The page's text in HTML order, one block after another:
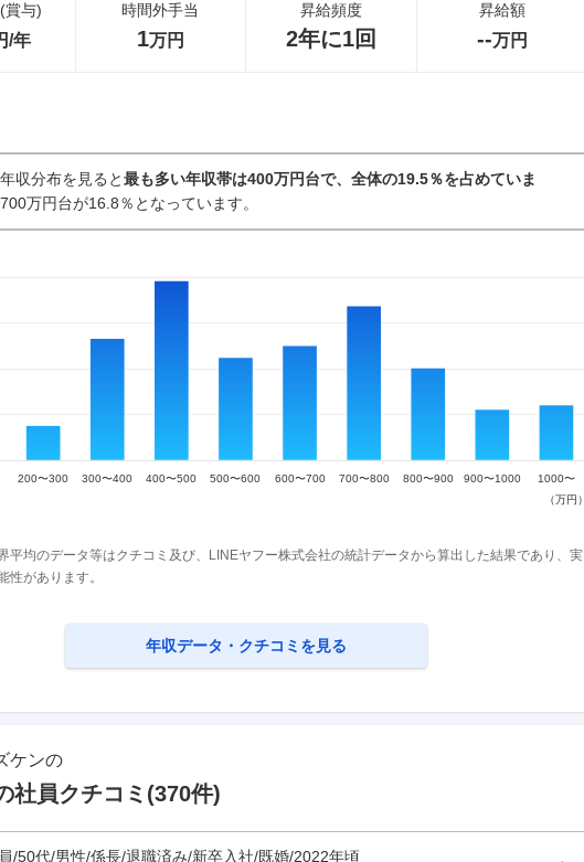
賞与)
/年
時間外手当
1万円
昇給頻度
2年に1回
昇給額
--万円
収分布を見ると最も多い年収帯は400万円台で、全体の19.5％を占めていま
万円台が16.8％となっています。
平均のデータ等はクチコミ及び、LINEヤフー株式会社の統計データから算出した結果であり、実
性があります。
年収データ・クチコミを見る
ケンの
社員クチコミ(370件)
/50代/男性/係長/退職済み/新卒入社/既婚/2022年頃